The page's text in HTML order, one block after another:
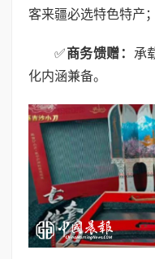
客来疆必选特色特产；
✅商务馈赠： 承
化内涵兼备。